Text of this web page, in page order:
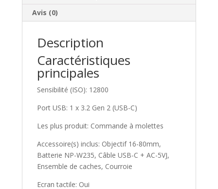
Avis (0)
Description
Caractéristiques
principales
Sensibilité (ISO): 12800
Port USB: 1 x 3.2 Gen 2 (USB-C)
Les plus produit: Commande à molettes
Accessoire(s) inclus: Objectif 16-80mm,
Batterie NP-W235, Câble USB-C + AC-5VJ,
Ensemble de caches, Courroie
Ecran tactile: Oui